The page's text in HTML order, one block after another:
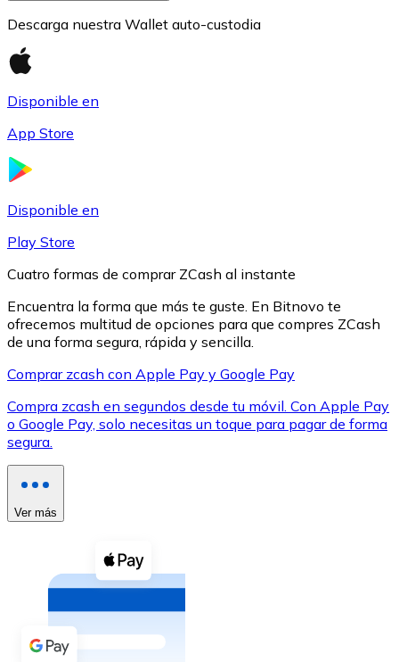
XRP
XRP
Efectivo
Comprar con efectivo
Transferencia SEPA
Añade fondos a tu cuenta Bitnovo o realiza compras
Descarga nuestra Wallet auto-custodia
Disponible en
App Store
Disponible en
Play Store
Cuatro formas de comprar ZCash al instante
Encuentra la forma que más te guste. En Bitnovo te
ofrecemos multitud de opciones para que compres ZCash
de una forma segura, rápida y sencilla.
Comprar zcash con Apple Pay y Google Pay
Compra zcash en segundos desde tu móvil. Con Apple Pay
o Google Pay, solo necesitas un toque para pagar de forma
segura.
Ver más